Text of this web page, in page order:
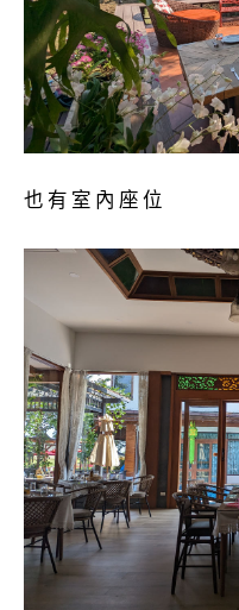
也有室內座位